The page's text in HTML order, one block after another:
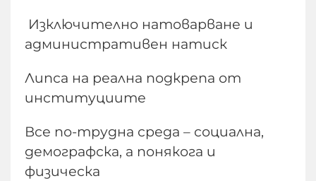
Изключително натоварване и
административен натиск
Липса на реална подкрепа от
институциите
Все по-трудна среда – социална,
демографска, а понякога и
физическа